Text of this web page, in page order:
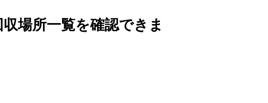
場所一覧を確認できま